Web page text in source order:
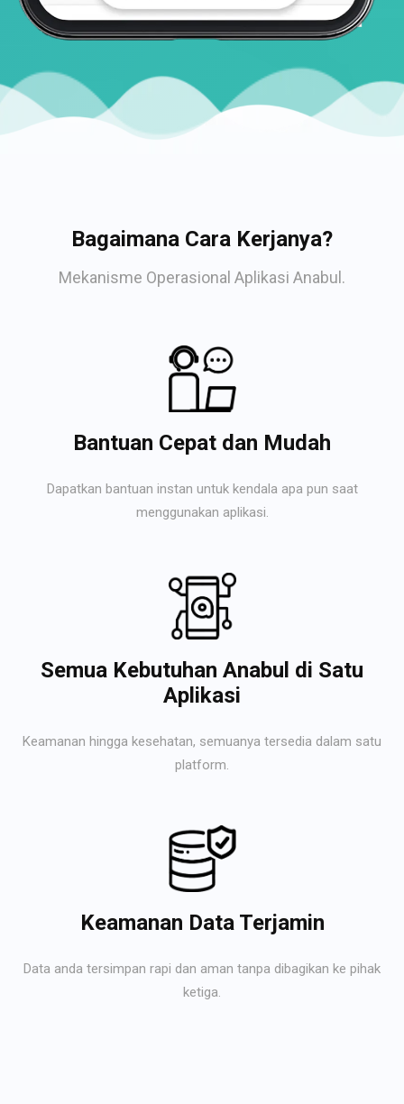
Bagaimana Cara Kerjanya?
Mekanisme Operasional Aplikasi Anabul.
Bantuan Cepat dan Mudah
Dapatkan bantuan instan untuk kendala apa pun saat
menggunakan aplikasi.
Semua Kebutuhan Anabul di Satu
Aplikasi
Keamanan hingga kesehatan, semuanya tersedia dalam satu
platform.
Keamanan Data Terjamin
Data anda tersimpan rapi dan aman tanpa dibagikan ke pihak
ketiga.